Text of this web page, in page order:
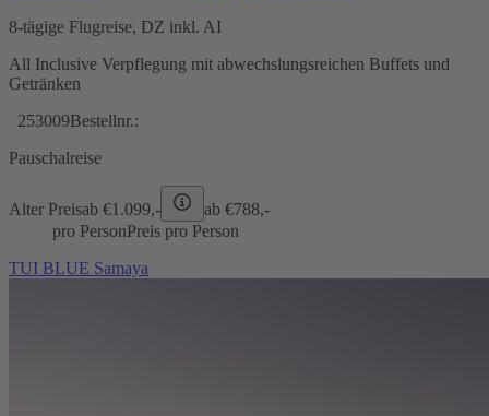
8-tägige Flugreise, DZ inkl. AI
All Inclusive Verpflegung mit abwechslungsreichen Buffets und
Getränken
253009Bestellnr.:
Pauschalreise
Alter Preisab €1.099,- ab €788,-
pro PersonPreis pro Person
TUI BLUE Samaya